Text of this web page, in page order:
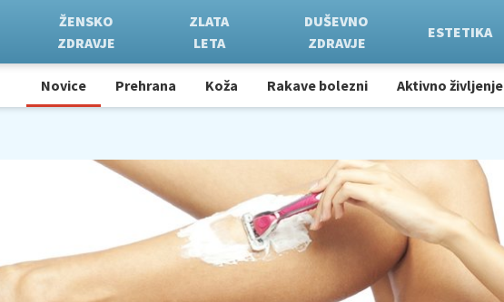
ŽENSKO
ZDRAVJE
ZLATA
LETA
DUŠEVNO
ZDRAVJE
ESTETIKA
Novice Prehrana Koža Rakave bolezni Aktivno življenje